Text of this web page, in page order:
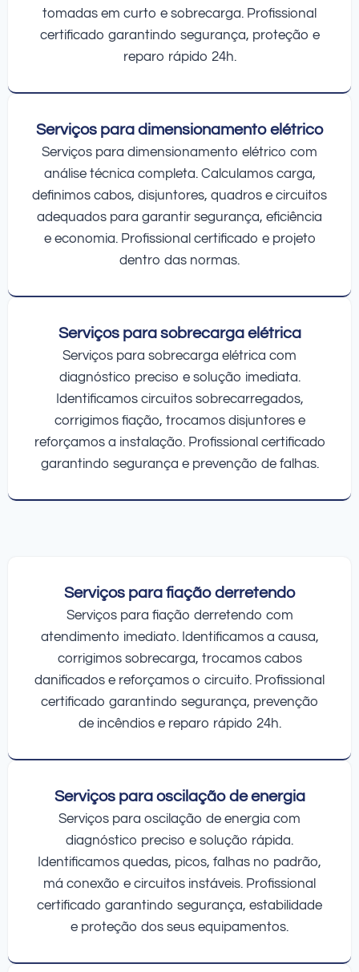
tomadas em curto e sobrecarga. Profissional
certificado garantindo segurança, proteção e
reparo rápido 24h.
Serviços para dimensionamento elétrico
Serviços para dimensionamento elétrico com
análise técnica completa. Calculamos carga,
definimos cabos, disjuntores, quadros e circuitos
adequados para garantir segurança, eficiência
e economia. Profissional certificado e projeto
dentro das normas.
Serviços para sobrecarga elétrica
Serviços para sobrecarga elétrica com
diagnóstico preciso e solução imediata.
Identificamos circuitos sobrecarregados,
corrigimos fiação, trocamos disjuntores e
reforçamos a instalação. Profissional certificado
garantindo segurança e prevenção de falhas.
Serviços para fiação derretendo
Serviços para fiação derretendo com
atendimento imediato. Identificamos a causa,
corrigimos sobrecarga, trocamos cabos
danificados e reforçamos o circuito. Profissional
certificado garantindo segurança, prevenção
de incêndios e reparo rápido 24h.
Serviços para oscilação de energia
Serviços para oscilação de energia com
diagnóstico preciso e solução rápida.
Identificamos quedas, picos, falhas no padrão,
má conexão e circuitos instáveis. Profissional
certificado garantindo segurança, estabilidade
e proteção dos seus equipamentos.